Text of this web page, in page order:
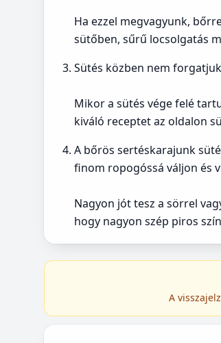
Ha ezzel megvagyunk,
sütőben, sűrű locsolgatás
Sütés közben nem
Mikor a sütés vége felé
kiváló receptet az oldalon
A bőrös sertéskarajunk
finom ropogóssá váljon és
Nagyon jót tesz a sörrel
hogy nagyon szép piros
A